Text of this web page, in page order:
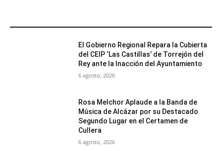
El Gobierno Regional Repara la Cubierta
del CEIP ‘Las Castillas’ de Torrejón del
Rey ante la Inacción del Ayuntamiento
6 agosto, 2026
Rosa Melchor Aplaude a la Banda de
Música de Alcázar por su Destacado
Segundo Lugar en el Certamen de
Cullera
6 agosto, 2026